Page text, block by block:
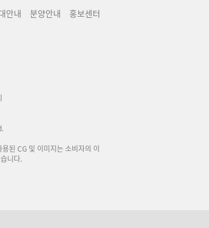
안내 분양안내 홍보센터
된 CG 및 이미지는 소비자의 이
니다.